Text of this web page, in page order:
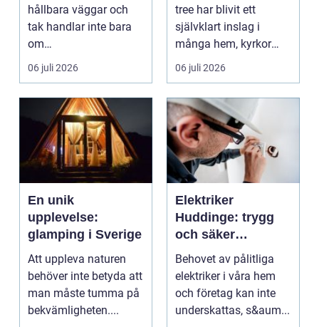
hållbara väggar och
tak handlar inte bara
om
hantverksskicklighet.
Valet av materia...
06 juli 2026
tree har blivit ett
självklart inslag i
många hem, kyrkor
och kapel...
06 juli 2026
En unik
upplevelse:
glamping i Sverige
Att uppleva naturen
behöver inte betyda att
man måste tumma på
bekvämligheten....
Elektriker
Huddinge: trygg
och säker
elinstallation
Behovet av pålitliga
elektriker i våra hem
och företag kan inte
underskattas, s&aum...